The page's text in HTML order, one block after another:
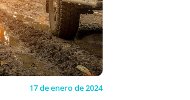
17 de enero de 2024